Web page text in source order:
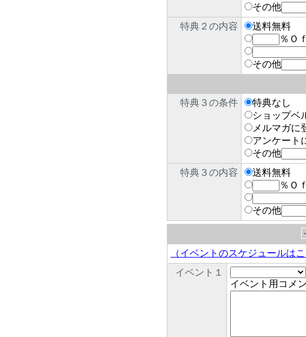
その他
特典２の内容
送料無料
％Ｏ
その他
特典３の条件
特典なし
ショップベ
メルマガに
アンケート
その他
特典３の内容
送料無料
％Ｏ
その他
（イベントのスケジュールは
イベント１
イベント用コメ